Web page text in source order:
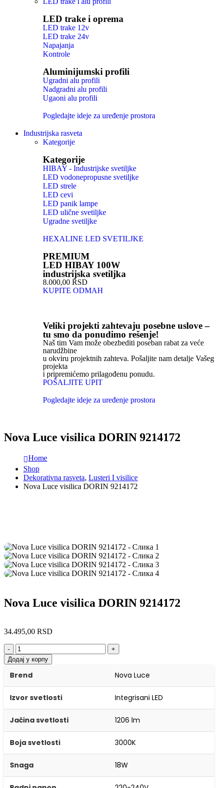
LED trake i oprema
LED trake 12v
LED trake 24v
Napajanja
Kontrole
Aluminijumski profili
Ugradni alu profili
Nadgradni alu profili
Ugaoni alu profili
Pogledajte ideje za uređenje prostora
Industrijska rasveta
Kategorije
Kategorije
HIBAY - Industrijske svetiljke
LED vodonepropusne svetiljke
LED strele
LED cevi
LED panik lampe
LED ulične svetiljke
Ugradne svetiljke
HEXALINE LED SVETILJKE
PREMIUM
LED HIBAY 100W
industrijska svetiljka
8.000,00 RSD
KUPITE ODMAH
Veliki projekti zahtevaju posebne uslove –
tu smo da ponudimo rešenje!
Naš tim Vam može obezbediti poseban rabat za veće
narudžbine
u okviru projektnih zahteva. Pošaljite nam detalje Vašeg
projekta
i pripremićemo prilagođenu ponudu.
POŠALJITE UPIT
Pogledajte ideje za uređenje prostora
Nova Luce visilica DORIN 9214172
Home
Shop
Dekorativna rasveta, Lusteri I visilice
Nova Luce visilica DORIN 9214172
Nova Luce visilica DORIN 9214172
34.495,00 RSD
-
+
Додај у корпу
Brend Nova Luce
Izvor svetlosti Integrisani LED
Jačina svetlosti 1206 lm
Boja svetlosti 3000K
Snaga 18W